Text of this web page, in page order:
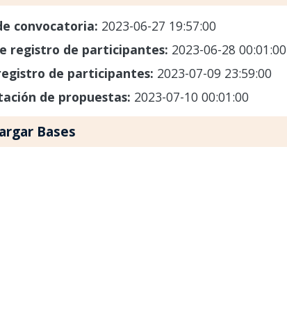
convocatoria: 2023-06-27 19:57:00
registro de participantes: 2023-06-28 00:01:00
de participantes: 2023-07-09 23:59:00
de propuestas: 2023-07-10 00:01:00
Bases